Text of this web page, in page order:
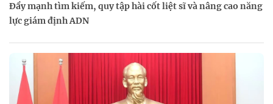
Đẩy mạnh tìm kiếm, quy tập hài cốt liệt sĩ và nâng cao năng
lực giám định ADN